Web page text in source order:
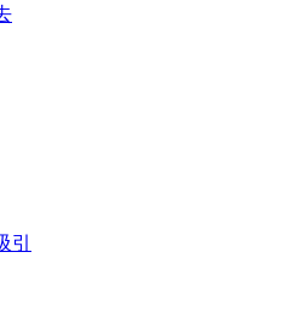
引